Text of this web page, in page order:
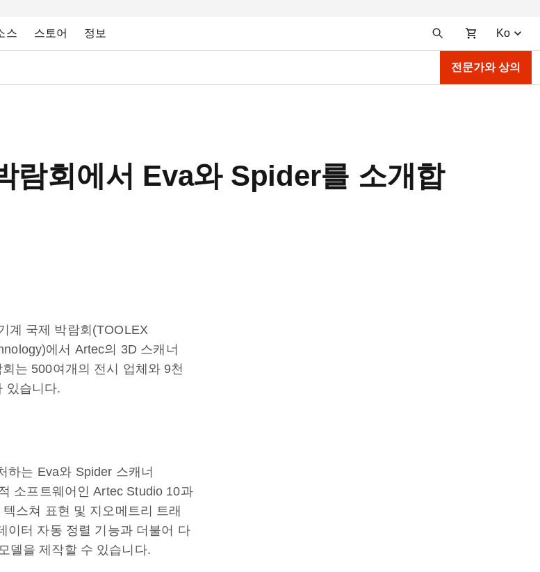
스 스토어 정보 Ko
전문가와 상의
람회에서 Eva와 Spider를 소개합
계 국제 박람회(TOOLEX
에서 Artec의 3D 스캐너
는 500여개의 전시 업체와 9천
있습니다.
하는 Eva와 Spider 스캐너
소프트웨어인 Artec Studio 10과
스쳐 표현 및 지오메트리 트래
이터 자동 정렬 기능과 더불어 다
델을 제작할 수 있습니다.